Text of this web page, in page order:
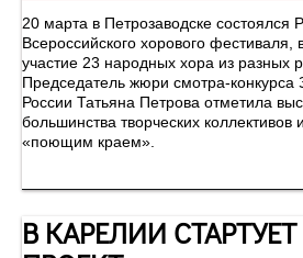
20 марта в Петрозаводске состоялся
Всероссийского хорового фестиваля,
участие 23 народных хора из разных
Председатель жюри смотра-конкурса
России Татьяна Петрова отметила
большинства творческих
«поющим краем».
В КАРЕЛИИ